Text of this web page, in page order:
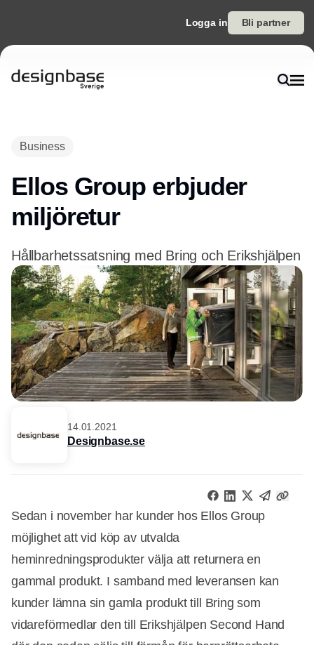
Logga in Bli partner
Business
Ellos Group erbjuder
miljöretur
Hållbarhetssatsning med Bring och Erikshjälpen
14.01.2021
Designbase.se
Sedan i november har kunder hos Ellos Group
möjlighet att vid köp av utvalda
heminredningsprodukter välja att returnera en
gammal produkt. I samband med leveransen kan
kunder lämna sin gamla produkt till Bring som
vidareförmedlar den till Erikshjälpen Second Hand